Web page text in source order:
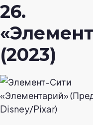
26.
(2023)
«Элементарий»
Disney/Pixar)